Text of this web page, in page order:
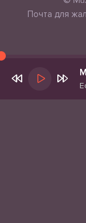
Почта для